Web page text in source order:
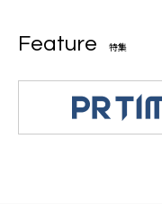
Feature 特集